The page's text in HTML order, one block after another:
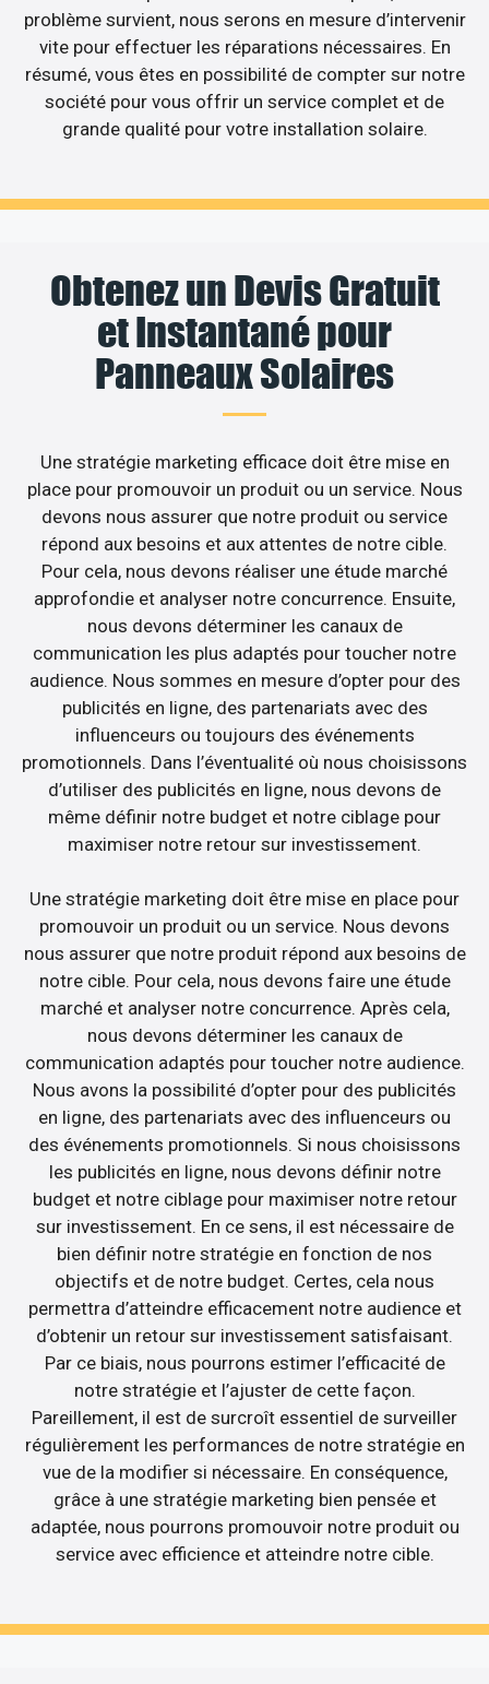
problème survient, nous serons en mesure d’intervenir
vite pour effectuer les réparations nécessaires. En
résumé, vous êtes en possibilité de compter sur notre
société pour vous offrir un service complet et de
grande qualité pour votre installation solaire.
Obtenez un Devis Gratuit
et Instantané pour
Panneaux Solaires
Une stratégie marketing efficace doit être mise en
place pour promouvoir un produit ou un service. Nous
devons nous assurer que notre produit ou service
répond aux besoins et aux attentes de notre cible.
Pour cela, nous devons réaliser une étude marché
approfondie et analyser notre concurrence. Ensuite,
nous devons déterminer les canaux de
communication les plus adaptés pour toucher notre
audience. Nous sommes en mesure d’opter pour des
publicités en ligne, des partenariats avec des
influenceurs ou toujours des événements
promotionnels. Dans l’éventualité où nous choisissons
d’utiliser des publicités en ligne, nous devons de
même définir notre budget et notre ciblage pour
maximiser notre retour sur investissement.
Une stratégie marketing doit être mise en place pour
promouvoir un produit ou un service. Nous devons
nous assurer que notre produit répond aux besoins de
notre cible. Pour cela, nous devons faire une étude
marché et analyser notre concurrence. Après cela,
nous devons déterminer les canaux de
communication adaptés pour toucher notre audience.
Nous avons la possibilité d’opter pour des publicités
en ligne, des partenariats avec des influenceurs ou
des événements promotionnels. Si nous choisissons
les publicités en ligne, nous devons définir notre
budget et notre ciblage pour maximiser notre retour
sur investissement. En ce sens, il est nécessaire de
bien définir notre stratégie en fonction de nos
objectifs et de notre budget. Certes, cela nous
permettra d’atteindre efficacement notre audience et
d’obtenir un retour sur investissement satisfaisant.
Par ce biais, nous pourrons estimer l’efficacité de
notre stratégie et l’ajuster de cette façon.
Pareillement, il est de surcroît essentiel de surveiller
régulièrement les performances de notre stratégie en
vue de la modifier si nécessaire. En conséquence,
grâce à une stratégie marketing bien pensée et
adaptée, nous pourrons promouvoir notre produit ou
service avec efficience et atteindre notre cible.